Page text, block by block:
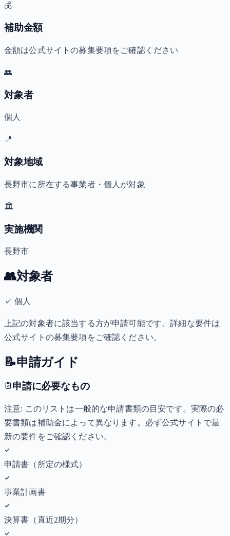
💰
補助金額
金額は公式サイトの募集要項をご確認ください
👥
対象者
個人
📍
対象地域
長野市に所在する事業者・個人が対象
🏛️
実施機関
長野市
👥対象者
✓個人
上記の対象者に該当する方が申請可能です。詳細な要件は
公式サイトの募集要項をご確認ください。
📝申請ガイド
申請に必要なもの
注意: このリストは一般的な申請書類の目安です。実際の必
要書類は補助金によって異なります。必ず公式サイトで最
新の要件をご確認ください。
申請書（所定の様式）
事業計画書
決算書（直近2期分）